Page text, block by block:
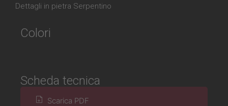
Dettagli in pietra Serpentino
Colori
Scheda tecnica
Scarica PDF